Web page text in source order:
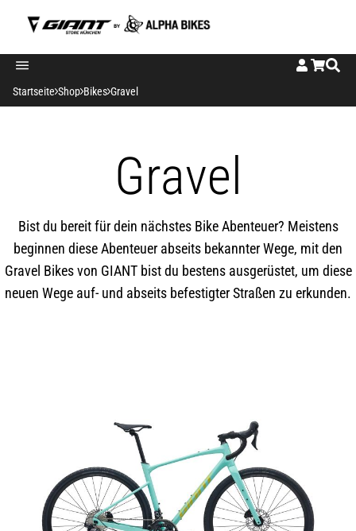
E-Bike
E-Trekkingbike
E-Road
Mountainbike
MTB - Hardtail
Kids
SALE TEILE
Startseite Shop Bikes Gravel
Gravel
Bist du bereit für dein nächstes Bike Abenteuer? Meistens
beginnen diese Abenteuer abseits bekannter Wege, mit den
Gravel Bikes von GIANT bist du bestens ausgerüstet, um diese
neuen Wege auf- und abseits befestigter Straßen zu erkunden.